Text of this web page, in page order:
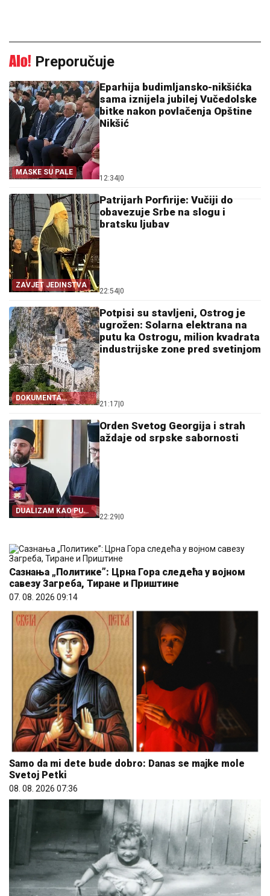
Preporučuje
MASKE SU PALE
Eparhija budimljansko-nikšićka
sama iznijela jubilej Vučedolske
bitke nakon povlačenja Opštine
Nikšić
12:34 0
ZAVJET JEDINSTVA
Patrijarh Porfirije: Vučiji do
obavezuje Srbe na slogu i
bratsku ljubav
22:54 0
DOKUMENTA
OTKRIVAJU
Potpisi su stavljeni, Ostrog je
ugrožen: Solarna elektrana na
putu ka Ostrogu, milion kvadrata
industrijske zone pred svetinjom
21:17 0
DUALIZAM KAO PUT
IZ SRPSTVA
Orden Svetog Georgija i strah
aždaje od srpske sabornosti
22:29 0
Сазнања „Политике”: Црна Гора следећа у војном
савезу Загреба, Тиране и Приштине
07. 08. 2026 09:14
Samo da mi dete bude dobro: Danas se majke mole
Svetoj Petki
08. 08. 2026 07:36